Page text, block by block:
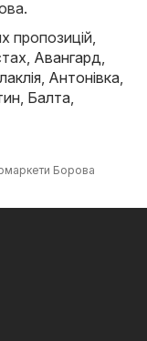
пропозицій,
Авангард,
, Антонівка,
, Балта,
Борова